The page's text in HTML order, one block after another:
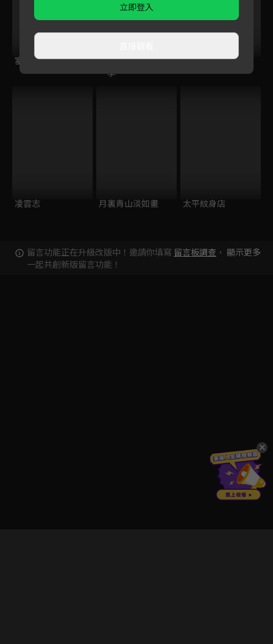
塞上迷情
春家小姐是訟師 第
一季
大宋少年志2
凌雲志 月裏青山淡如畫 太平紋身店
留言功能正在升級改版中！邀請你填寫 留言板調查 ，
一起共創新版留言功能！
顯示更多
立即登入